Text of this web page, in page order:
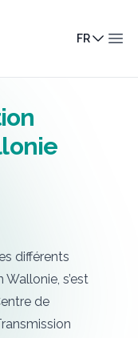
FR
différents
s’est
de